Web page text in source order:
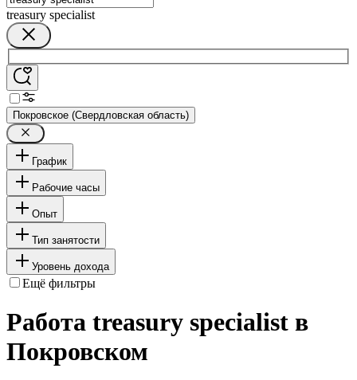
treasury specialist
Покровское (Свердловская область)
График
Рабочие часы
Опыт
Тип занятости
Уровень дохода
Ещё фильтры
Работа treasury specialist в
Покровском